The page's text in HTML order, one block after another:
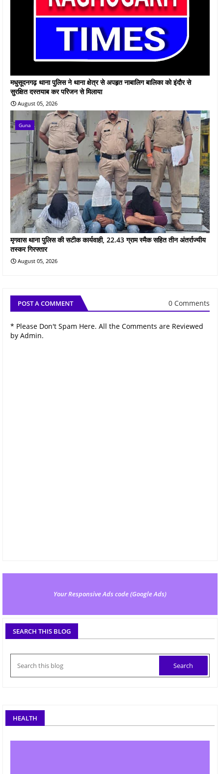
मधुसूदनगढ़ थाना पुलिस ने थाना क्षेत्र से अपहृत नाबालिग बालिका को इंदौर से
सुरक्षित दस्तयाब कर परिजन से मिलाया
August 05, 2026
Guna
मृगवास थाना पुलिस की सटीक कार्यवाही, 22.43 ग्राम स्मैक सहित तीन अंतर्राज्यीय
तस्कर गिरफ्तार
August 05, 2026
POST A COMMENT 0 Comments
* Please Don't Spam Here. All the Comments are Reviewed
by Admin.
Your Responsive Ads code (Google Ads)
SEARCH THIS BLOG
HEALTH